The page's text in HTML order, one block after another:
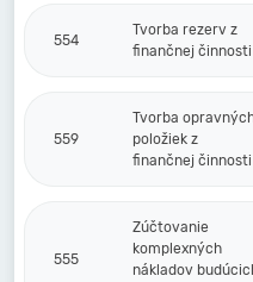
554
Tvorba rezerv z
finančnej činnosti
559
Tvorba
položiek z
finančnej činnosti
555
Zúčtovanie
komplexných
nákladov